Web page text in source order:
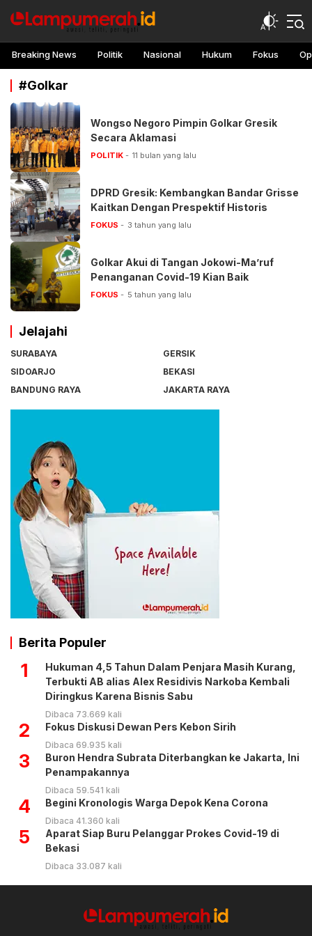
lampu merah
Awasi, teliti, peringati
Breaking News Politik Nasional Hukum Fokus
#Golkar
Wongso Negoro Pimpin Golkar Gresik
Secara Aklamasi
POLITIK 11 bulan yang lalu
DPRD Gresik: Kembangkan Bandar Grisse
Kaitkan Dengan Prespektif Historis
FOKUS 3 tahun yang lalu
Golkar Akui di Tangan Jokowi-Ma’ruf
Penanganan Covid-19 Kian Baik
FOKUS 5 tahun yang lalu
Jelajahi
SURABAYA
GERSIK
SIDOARJO
BEKASI
BANDUNG RAYA
JAKARTA RAYA
Berita Populer
1
Hukuman 4,5 Tahun Dalam Penjara Masih Kurang,
Terbukti AB alias Alex Residivis Narkoba Kembali
Diringkus Karena Bisnis Sabu
Dibaca 73.669 kali
2 Fokus Diskusi Dewan Pers Kebon Sirih
Dibaca 69.935 kali
3
Buron Hendra Subrata Diterbangkan ke Jakarta, Ini
Penampakannya
Dibaca 59.541 kali
4 Begini Kronologis Warga Depok Kena Corona
Dibaca 41.360 kali
5
Aparat Siap Buru Pelanggar Prokes Covid-19 di
Bekasi
Dibaca 33.087 kali